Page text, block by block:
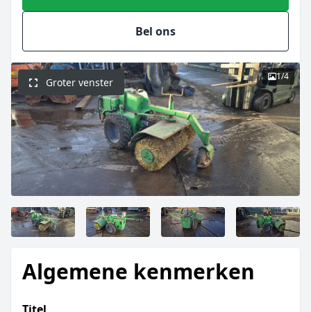
Bel ons
Groter venster 1/4
Algemene kenmerken
Titel